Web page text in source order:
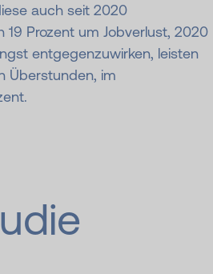
auch seit 2020
Prozent um Jobverlust, 2020
entgegenzuwirken, leisten
Überstunden, im